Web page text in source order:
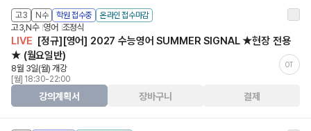
고3 N수 학원 접수중 온라인 접수마감
고3,N수 영어 조정식
LIVE [정규][영어] 2027 수능영어 SUMMER SIGNAL ★현장 전용
★ (월요일반)
OT
8월 3일(월) 개강
[월] 18:30-22:00
강의계획서 장바구니 결제